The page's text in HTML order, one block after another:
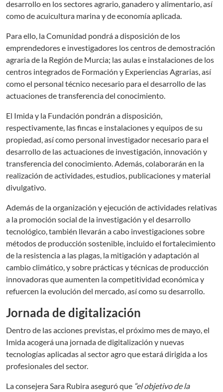
desarrollo en los sectores agrario, ganadero y alimentario, así
como de acuicultura marina y de economía aplicada.
Para ello, la Comunidad pondrá a disposición de los
emprendedores e investigadores los centros de demostración
agraria de la Región de Murcia; las aulas e instalaciones de los
centros integrados de Formación y Experiencias Agrarias, así
como el personal técnico necesario para el desarrollo de las
actuaciones de transferencia del conocimiento.
El Imida y la Fundación pondrán a disposición,
respectivamente, las fincas e instalaciones y equipos de su
propiedad, así como personal investigador necesario para el
desarrollo de las actuaciones de investigación, innovación y
transferencia del conocimiento. Además, colaborarán en la
realización de actividades, estudios, publicaciones y material
divulgativo.
Además de la organización y ejecución de actividades relativas
a la promoción social de la investigación y el desarrollo
tecnológico, también llevarán a cabo investigaciones sobre
métodos de producción sostenible, incluido el fortalecimiento
de la resistencia a las plagas, la mitigación y adaptación al
cambio climático, y sobre prácticas y técnicas de producción
innovadoras que aumenten la competitividad económica y
refuercen la evolución del mercado, así como su desarrollo.
Jornada de digitalización
Dentro de las acciones previstas, el próximo mes de mayo, el
Imida acogerá una jornada de digitalización y nuevas
tecnologías aplicadas al sector agro que estará dirigida a los
profesionales del sector.
La consejera Sara Rubira aseguró que “el objetivo de la